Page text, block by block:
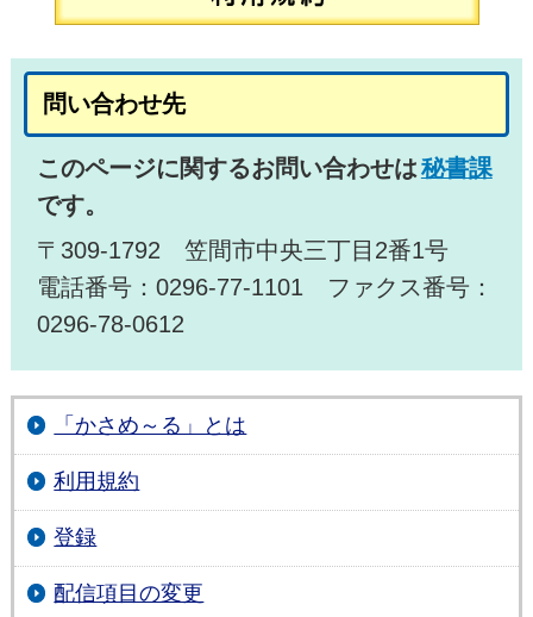
問い合わせ先
このページに関するお問い合わせは秘書課
です。
〒309-1792 笠間市中央三丁目2番1号
電話番号：0296-77-1101 ファクス番号：
0296-78-0612
「かさめ～る」とは
利用規約
登録
配信項目の変更